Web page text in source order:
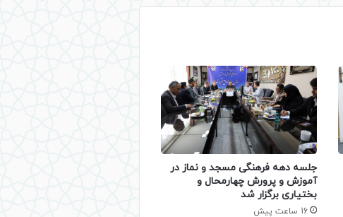
جلسه دهه فرهنگی مسجد و نماز در
آموزش و پرورش چهارمحال و
بختیاری برگزار شد
16 ساعت پیش